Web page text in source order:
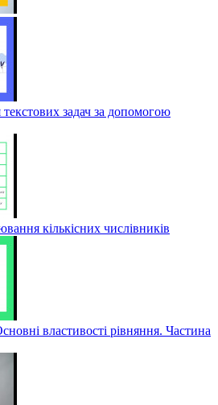
задач за допомогою
кількісних числівників
властивості рівняння. Частина